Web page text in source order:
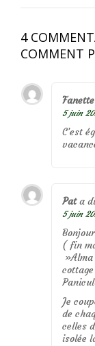
4
COMMENT
Fanette
5 juin
C’est
Pat a
5 juin
( fin
Je
de
celles
isolée